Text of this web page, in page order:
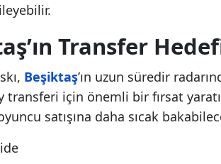
Transfer
Beşiktaş’ın uzun süredir
transferi için önemli bir fırsat
satışına daha sıcak